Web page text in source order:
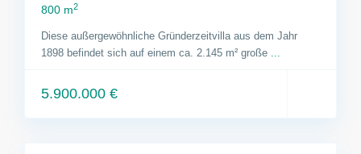
800 m2
Diese außergewöhnliche Gründerzeitvilla aus dem Jahr
1898 befindet sich auf einem ca. 2.145 m² große ...
5.900.000 €